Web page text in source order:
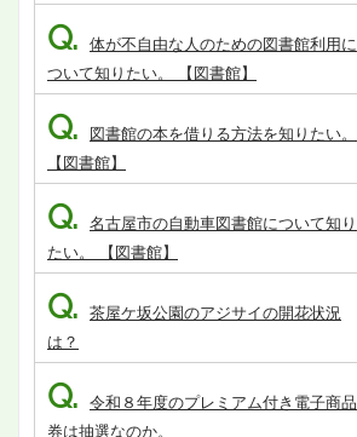
Q. 体が不自由な人のための図書館利用に
ついて知りたい。 【図書館】
Q. 図書館の本を借りる方法を知りたい。
【図書館】
Q. 名古屋市の自動車図書館について知り
たい。 【図書館】
Q. 茶屋ケ坂公園のアジサイの開花状況
は？
Q. 令和８年度のプレミアム付き電子商品
券は抽選なのか。